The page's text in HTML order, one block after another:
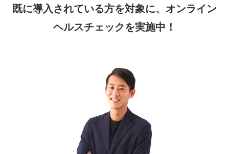
既に導入されている方を対象に、オンライン
ヘルスチェックを実施中！